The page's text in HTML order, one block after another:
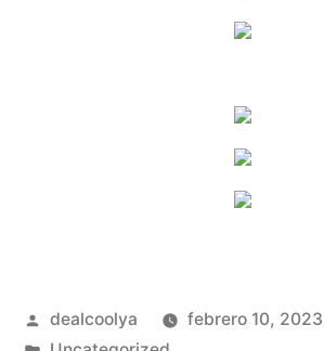
Publicado
dealcoolya
febrero 10, 2023